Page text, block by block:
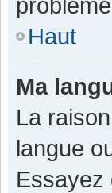
Haut
Ma
La
langue
Essayez